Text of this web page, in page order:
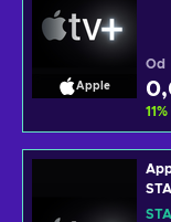
Apple
Od
11%